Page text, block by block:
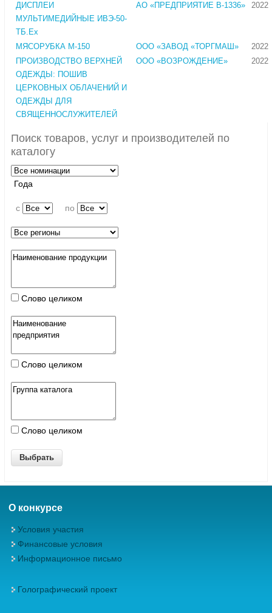
ДИСПЛЕИ
МУЛЬТИМЕДИЙНЫЕ ИВЭ-50-
ТБ.Ех
АО «ПРЕДПРИЯТИЕ В-1336» 2022
МЯСОРУБКА М-150 ООО «ЗАВОД «ТОРГМАШ»
2022
ПРОИЗВОДСТВО ВЕРХНЕЙ
ОДЕЖДЫ: ПОШИВ
ЦЕРКОВНЫХ ОБЛАЧЕНИЙ И
ОДЕЖДЫ ДЛЯ
СВЯЩЕННОСЛУЖИТЕЛЕЙ
ООО «ВОЗРОЖДЕНИЕ» 2022
Поиск товаров, услуг и производителей по
каталогу
Года
c по
Слово целиком
Слово целиком
Слово целиком
О конкурсе
Условия участия
Финансовые условия
Информационное письмо
Голографический проект